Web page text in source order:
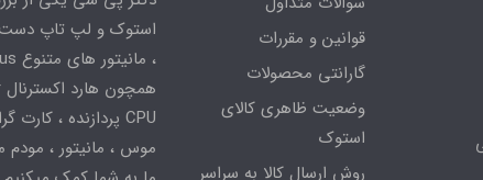
قوانین و مقررات
گارانتی محصولات
وضعیت ظاهری کالای
استوک
روش ارسال کالا به سراسر
موس ، مانیتور ، مودم